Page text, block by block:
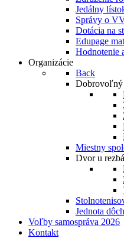
Jedálny
Správy o
Dotácia na
Edupage
Hodnotenie
Organizácie
Back
Dobrovoľný
Miestny
Dvor u
Jednota
Voľby samospráva 2026
Kontakt